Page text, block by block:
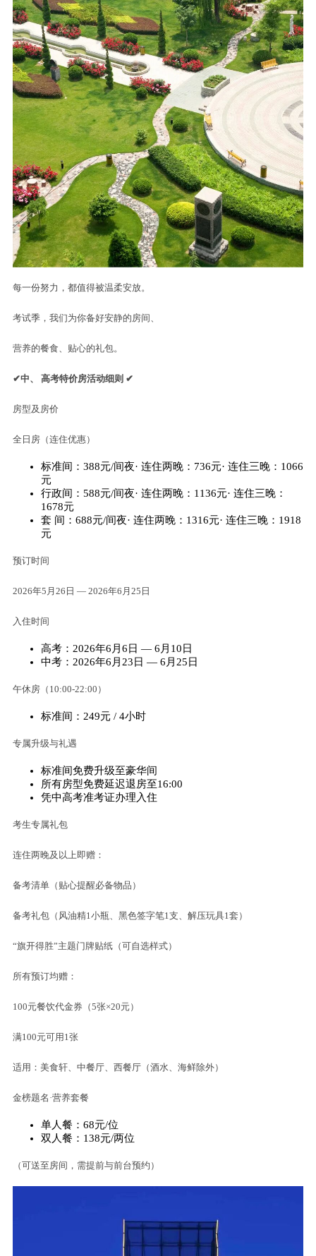
每一份努力，都值得被温柔安放。
考试季，我们为你备好安静的房间、
营养的餐食、贴心的礼包。
✔中、 高考特价房活动细则 ✔
房型及房价
全日房（连住优惠）
标准间：388元/间夜· 连住两晚：736元· 连住三晚：1066
元
行政间：588元/间夜· 连住两晚：1136元· 连住三晚：
1678元
套 间：688元/间夜· 连住两晚：1316元· 连住三晚：1918
元
预订时间
2026年5月26日 — 2026年6月25日
入住时间
高考：2026年6月6日 — 6月10日
中考：2026年6月23日 — 6月25日
午休房（10:00-22:00）
标准间：249元 / 4小时
专属升级与礼遇
标准间免费升级至豪华间
所有房型免费延迟退房至16:00
凭中高考准考证办理入住
考生专属礼包
连住两晚及以上即赠：
备考清单（贴心提醒必备物品）
备考礼包（风油精1小瓶、黑色签字笔1支、解压玩具1套）
“旗开得胜”主题门牌贴纸（可自选样式）
所有预订均赠：
100元餐饮代金券（5张×20元）
满100元可用1张
适用：美食轩、中餐厅、西餐厅（酒水、海鲜除外）
金榜题名·营养套餐
单人餐：68元/位
双人餐：138元/两位
（可送至房间，需提前与前台预约）